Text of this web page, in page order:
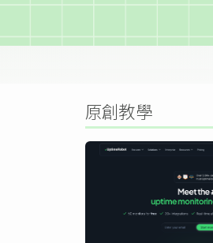
原創教學